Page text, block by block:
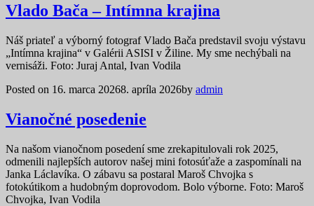
Vlado Bača – Intímna krajina
Náš priateľ a výborný fotograf Vlado Bača predstavil svoju výstavu
„Intímna krajina“ v Galérii ASISI v Žiline. My sme nechýbali na
vernisáži. Foto: Juraj Antal, Ivan Vodila
Posted on 16. marca 20268. apríla 2026by admin
Vianočné posedenie
Na našom vianočnom posedení sme zrekapitulovali rok 2025,
odmenili najlepších autorov našej mini fotosúťaže a zaspomínali na
Janka Láclavíka. O zábavu sa postaral Maroš Chvojka s
fotokútikom a hudobným doprovodom. Bolo výborne. Foto: Maroš
Chvojka, Ivan Vodila